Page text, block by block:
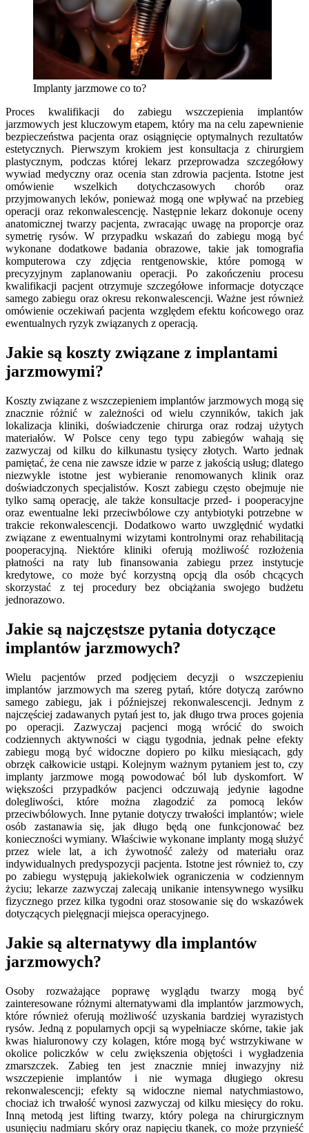
Implanty jarzmowe co to?
Proces kwalifikacji do zabiegu wszczepienia implantów
jarzmowych jest kluczowym etapem, który ma na celu zapewnienie
bezpieczeństwa pacjenta oraz osiągnięcie optymalnych rezultatów
estetycznych. Pierwszym krokiem jest konsultacja z chirurgiem
plastycznym, podczas której lekarz przeprowadza szczegółowy
wywiad medyczny oraz ocenia stan zdrowia pacjenta. Istotne jest
omówienie wszelkich dotychczasowych chorób oraz
przyjmowanych leków, ponieważ mogą one wpływać na przebieg
operacji oraz rekonwalescencję. Następnie lekarz dokonuje oceny
anatomicznej twarzy pacjenta, zwracając uwagę na proporcje oraz
symetrię rysów. W przypadku wskazań do zabiegu mogą być
wykonane dodatkowe badania obrazowe, takie jak tomografia
komputerowa czy zdjęcia rentgenowskie, które pomogą w
precyzyjnym zaplanowaniu operacji. Po zakończeniu procesu
kwalifikacji pacjent otrzymuje szczegółowe informacje dotyczące
samego zabiegu oraz okresu rekonwalescencji. Ważne jest również
omówienie oczekiwań pacjenta względem efektu końcowego oraz
ewentualnych ryzyk związanych z operacją.
Jakie są koszty związane z implantami
jarzmowymi?
Koszty związane z wszczepieniem implantów jarzmowych mogą się
znacznie różnić w zależności od wielu czynników, takich jak
lokalizacja kliniki, doświadczenie chirurga oraz rodzaj użytych
materiałów. W Polsce ceny tego typu zabiegów wahają się
zazwyczaj od kilku do kilkunastu tysięcy złotych. Warto jednak
pamiętać, że cena nie zawsze idzie w parze z jakością usług; dlatego
niezwykle istotne jest wybieranie renomowanych klinik oraz
doświadczonych specjalistów. Koszt zabiegu często obejmuje nie
tylko samą operację, ale także konsultacje przed- i pooperacyjne
oraz ewentualne leki przeciwbólowe czy antybiotyki potrzebne w
trakcie rekonwalescencji. Dodatkowo warto uwzględnić wydatki
związane z ewentualnymi wizytami kontrolnymi oraz rehabilitacją
pooperacyjną. Niektóre kliniki oferują możliwość rozłożenia
płatności na raty lub finansowania zabiegu przez instytucje
kredytowe, co może być korzystną opcją dla osób chcących
skorzystać z tej procedury bez obciążania swojego budżetu
jednorazowo.
Jakie są najczęstsze pytania dotyczące
implantów jarzmowych?
Wielu pacjentów przed podjęciem decyzji o wszczepieniu
implantów jarzmowych ma szereg pytań, które dotyczą zarówno
samego zabiegu, jak i późniejszej rekonwalescencji. Jednym z
najczęściej zadawanych pytań jest to, jak długo trwa proces gojenia
po operacji. Zazwyczaj pacjenci mogą wrócić do swoich
codziennych aktywności w ciągu tygodnia, jednak pełne efekty
zabiegu mogą być widoczne dopiero po kilku miesiącach, gdy
obrzęk całkowicie ustąpi. Kolejnym ważnym pytaniem jest to, czy
implanty jarzmowe mogą powodować ból lub dyskomfort. W
większości przypadków pacjenci odczuwają jedynie łagodne
dolegliwości, które można złagodzić za pomocą leków
przeciwbólowych. Inne pytanie dotyczy trwałości implantów; wiele
osób zastanawia się, jak długo będą one funkcjonować bez
konieczności wymiany. Właściwie wykonane implanty mogą służyć
przez wiele lat, a ich żywotność zależy od materiału oraz
indywidualnych predyspozycji pacjenta. Istotne jest również to, czy
po zabiegu występują jakiekolwiek ograniczenia w codziennym
życiu; lekarze zazwyczaj zalecają unikanie intensywnego wysiłku
fizycznego przez kilka tygodni oraz stosowanie się do wskazówek
dotyczących pielęgnacji miejsca operacyjnego.
Jakie są alternatywy dla implantów
jarzmowych?
Osoby rozważające poprawę wyglądu twarzy mogą być
zainteresowane różnymi alternatywami dla implantów jarzmowych,
które również oferują możliwość uzyskania bardziej wyrazistych
rysów. Jedną z popularnych opcji są wypełniacze skórne, takie jak
kwas hialuronowy czy kolagen, które mogą być wstrzykiwane w
okolice policzków w celu zwiększenia objętości i wygładzenia
zmarszczek. Zabieg ten jest znacznie mniej inwazyjny niż
wszczepienie implantów i nie wymaga długiego okresu
rekonwalescencji; efekty są widoczne niemal natychmiastowo,
chociaż ich trwałość wynosi zazwyczaj od kilku miesięcy do roku.
Inną metodą jest lifting twarzy, który polega na chirurgicznym
usunięciu nadmiaru skóry oraz napięciu tkanek, co może przynieść